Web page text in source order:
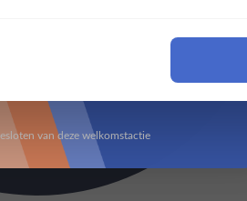
van deze welkomstactie